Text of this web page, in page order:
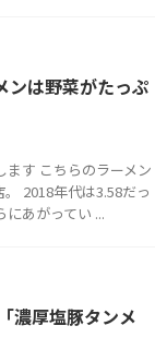
ンは野菜がたっぷ
す こちらのラーメン
2018年代は3.58だっ
あがってい ...
濃厚塩豚タンメ